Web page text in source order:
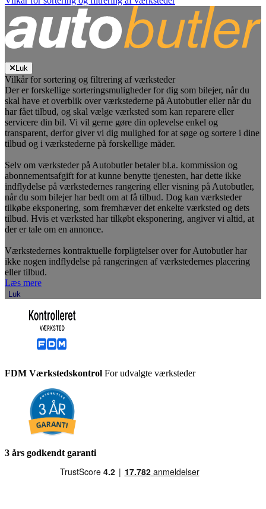
Luk
Vilkår for sortering og filtrering af værksteder
Der er forskellige sorteringsmuligheder for dig som bilejer, når du
skal have et overblik over værkstederne på Autobutler eller når du
har fået tilbud, og skal vælge værksted som kan reparere eller
servicere din bil. Vi vil gerne gøre din oplevelse enkel og
transparent, derfor giver vi dig mulighed for at søge og sortere i dine
tilbud og i værkstederne på forskellige måder.
Selv om værksteder på Autobutler betaler bl.a. kommission og
abonnementsafgift for at kunne benytte tjenesten, har dette ikke
indflydelse på værkstedernes rangering eller visning på Autobutler,
når du som bilejer har bedt om at få tilbud. Dog kan værksteder
tilkøbe eksponering, som fremhæver det enkelte værksted og dets
tilbud. Hvis et værksted har tilkøbt eksponering, angiver vi altid, at
der er tale om en annonce.
Værkstedernes kontraktuelle forpligtelser over for Autobutler har
ikke nogen indflydelse på rangeringen af værkstedernes placering
eller tilbud.
Læs mere
Luk
FDM Værkstedskontrol For udvalgte værksteder
3 års godkendt garanti